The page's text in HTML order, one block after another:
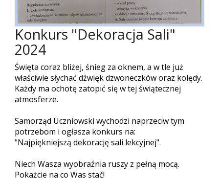
Konkurs "Dekoracja Sali"
2024
Święta coraz bliżej, śnieg za oknem, a w tle już
właściwie słychać dźwięk dzwoneczków oraz kolędy.
Każdy ma ochotę zatopić się w tej świątecznej
atmosferze.
Samorząd Uczniowski wychodzi naprzeciw tym
potrzebom i ogłasza konkurs na:
"Najpiękniejszą dekorację sali lekcyjnej".
Niech Wasza wyobraźnia ruszy z pełną mocą.
Pokażcie na co Was stać!